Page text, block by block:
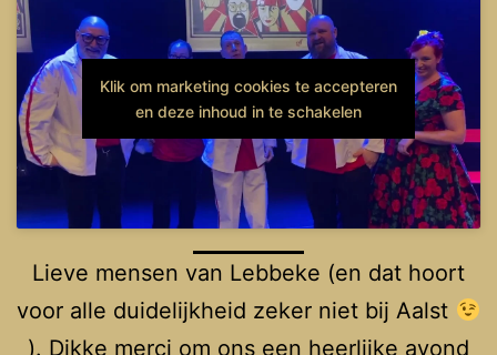
Klik om marketing cookies te accepteren
en deze inhoud in te schakelen
Lieve mensen van Lebbeke (en dat hoort
voor alle duidelijkheid zeker niet bij Aalst
). Dikke merci om ons een heerlijke avond